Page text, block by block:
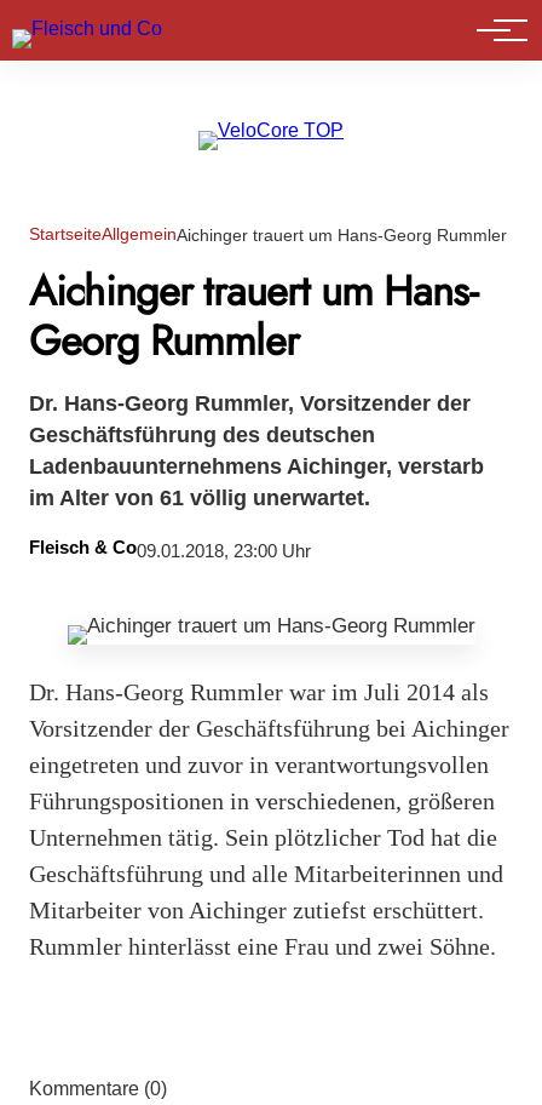
Marktführer
StartseiteAllgemeinAichinger trauert um Hans-Georg Rummler
Aichinger trauert um Hans-
Georg Rummler
Dr. Hans-Georg Rummler, Vorsitzender der
Geschäftsführung des deutschen
Ladenbauunternehmens Aichinger, verstarb
im Alter von 61 völlig unerwartet.
Fleisch & Co09.01.2018, 23:00 Uhr
Dr. Hans-Georg Rummler war im Juli 2014 als
Vorsitzender der Geschäftsführung bei Aichinger
eingetreten und zuvor in verantwortungsvollen
Führungspositionen in verschiedenen, größeren
Unternehmen tätig. Sein plötzlicher Tod hat die
Geschäftsführung und alle Mitarbeiterinnen und
Mitarbeiter von Aichinger zutiefst erschüttert.
Rummler hinterlässt eine Frau und zwei Söhne.
Kommentare (0)